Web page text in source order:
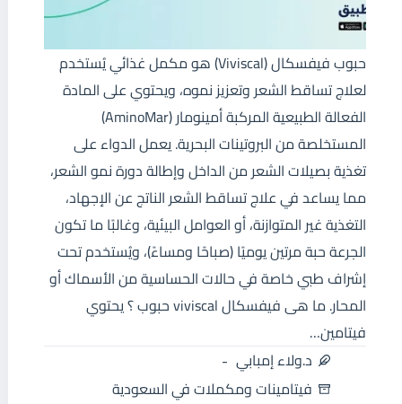
حبوب فيفسكال (Viviscal) هو مكمل غذائي يُستخدم
لعلاج تساقط الشعر وتعزيز نموه، ويحتوي على المادة
الفعالة الطبيعية المركبة أمينومار (AminoMar)
المستخلصة من البروتينات البحرية. يعمل الدواء على
تغذية بصيلات الشعر من الداخل وإطالة دورة نمو الشعر،
مما يساعد في علاج تساقط الشعر الناتج عن الإجهاد،
التغذية غير المتوازنة، أو العوامل البيئية، وغالبًا ما تكون
الجرعة حبة مرتين يوميًا (صباحًا ومساءً)، ويُستخدم تحت
إشراف طبي خاصة في حالات الحساسية من الأسماك أو
المحار. ما هى فيفسكال viviscal حبوب ؟ يحتوي
فيتامين…
د.ولاء إمبابي
فيتامينات ومكملات في السعودية